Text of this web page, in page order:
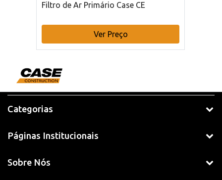
Filtro de Ar Primário Case CE
Ver Preço
Categorias
Páginas Institucionais
Sobre Nós